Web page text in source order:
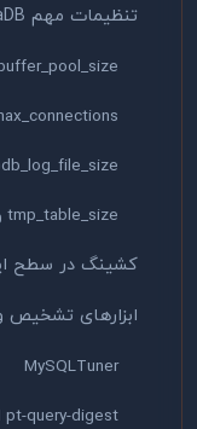
تنظیمات مهم MySQL/MariaDB
tmp_table_size و max_heap_table_size
کشینگ در سطح
ابزارهای تشخیص
MySQLTuner
pt-query-digest از Percona Toolkit